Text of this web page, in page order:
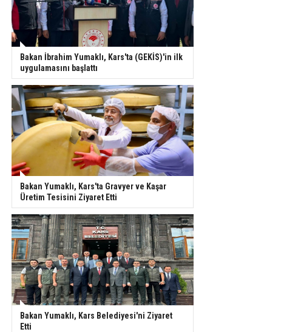
Bakan İbrahim Yumaklı, Kars'ta (GEKİS)'in ilk
uygulamasını başlattı
Bakan Yumaklı, Kars'ta Gravyer ve Kaşar
Üretim Tesisini Ziyaret Etti
Bakan Yumaklı, Kars Belediyesi'ni Ziyaret
Etti